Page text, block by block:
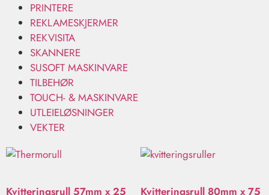
PRINTERE
REKLAMESKJERMER
REKVISITA
SKANNERE
SUSOFT MASKINVARE
TILBEHØR
TOUCH- & MASKINVARE
UTLEIELØSNINGER
VEKTER
Kvitteringsrull 57mm x 25
Kvitteringsrull 80mm x 75